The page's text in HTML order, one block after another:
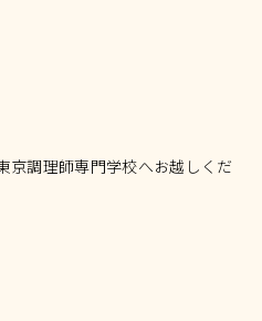
調理師専門学校へお越しくだ